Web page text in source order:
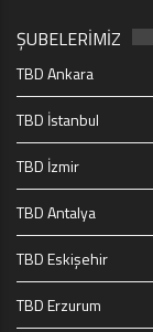
ŞUBELERİMİZ
TBD Ankara
TBD İstanbul
TBD İzmir
TBD Antalya
TBD Eskişehir
TBD Erzurum